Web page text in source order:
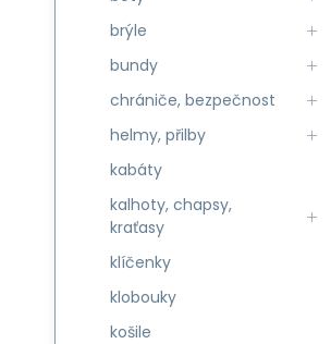
brýle
bundy
chrániče, bezpečnost
helmy, přilby
kabáty
kalhoty, chapsy,
kraťasy
klíčenky
klobouky
košile